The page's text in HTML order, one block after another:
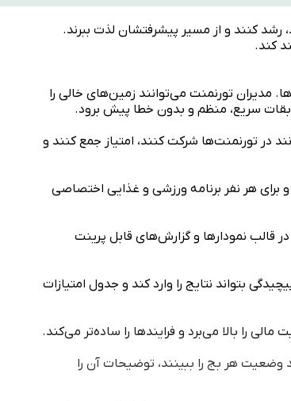
رشد کنند و از مسیر پیشرفتشان لذت ببرند.
کند.
مدیران تورنمنت می‌توانند زمین‌های خالی را
سریع، منظم و بدون خطا پیش برود.
در تورنمنت‌ها شرکت کنند، امتیاز جمع کنند و
و برای هر نفر برنامه ورزشی و غذایی اختصاصی
قالب نمودارها و گزارش‌های قابل پرینت
بتواند نتایج را وارد کند و جدول امتیازات
را بالا می‌برد و فرایندها را ساده‌تر می‌کند.
وضعیت هر بج را ببینند، توضیحات آن را